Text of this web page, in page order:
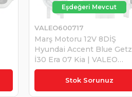
Stok Sorunuz
Marş Motoru 12V 8DİŞ
Hyundai Accent Blue Getz
İ30 Era 07 Kia | VALEO
600717
VALEO600717
₺5.168,37